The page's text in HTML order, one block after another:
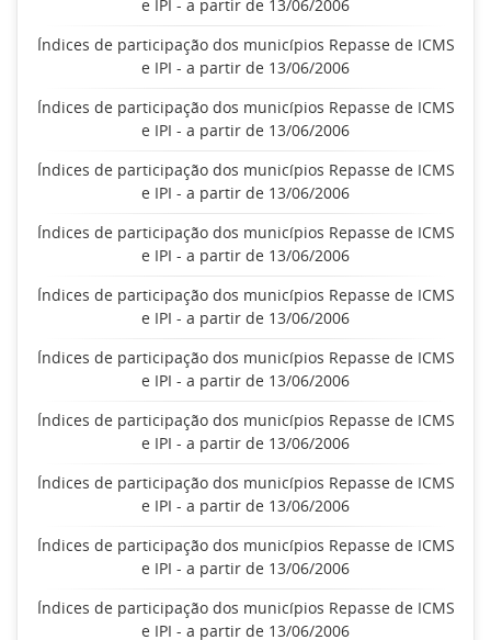
e IPI - a partir de 13/06/2006
Índices de participação dos municípios Repasse de ICMS
e IPI - a partir de 13/06/2006
Índices de participação dos municípios Repasse de ICMS
e IPI - a partir de 13/06/2006
Índices de participação dos municípios Repasse de ICMS
e IPI - a partir de 13/06/2006
Índices de participação dos municípios Repasse de ICMS
e IPI - a partir de 13/06/2006
Índices de participação dos municípios Repasse de ICMS
e IPI - a partir de 13/06/2006
Índices de participação dos municípios Repasse de ICMS
e IPI - a partir de 13/06/2006
Índices de participação dos municípios Repasse de ICMS
e IPI - a partir de 13/06/2006
Índices de participação dos municípios Repasse de ICMS
e IPI - a partir de 13/06/2006
Índices de participação dos municípios Repasse de ICMS
e IPI - a partir de 13/06/2006
Índices de participação dos municípios Repasse de ICMS
e IPI - a partir de 13/06/2006